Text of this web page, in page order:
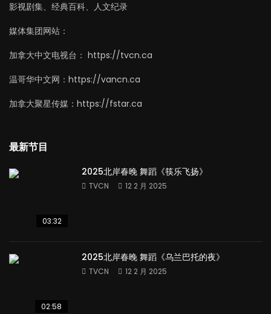
影视剧集、经典百科、人文纪录
媒体集团网站：
加拿大中文电视台： https://tvcn.ca
温哥华中文网：https://vancn.ca
加拿大聚星传媒：https://fstar.ca
最新节目
03:32
2025北岸春晚 舞蹈《筷乐飞扬》
TVCN 12 2 月 2025
02:58
2025北岸春晚 舞蹈《乌兰巴托的夜》
TVCN 12 2 月 2025